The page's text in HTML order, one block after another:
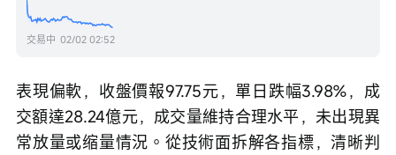
交易中 02/02 02:52
表現偏軟，收盤價報97.75元，單日跌幅3.98%，成
交額達28.24億元，成交量維持合理水平，未出現異
常放量或缩量情況。從技術面拆解各指標，清晰判